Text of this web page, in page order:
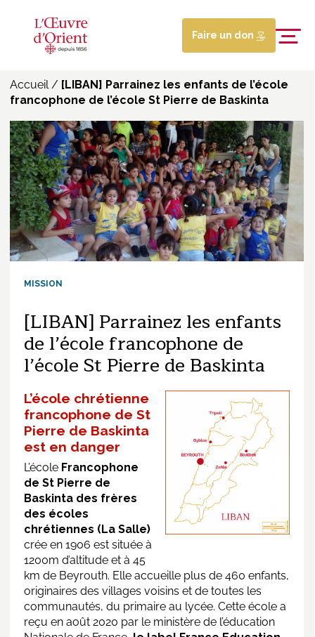
Faire un don
Accueil/ [LIBAN] Parrainez les enfants de l’école
francophone de l’école St Pierre de Baskinta
MISSION
[LIBAN] Parrainez les enfants
de l’école francophone de
l’école St Pierre de Baskinta
L’école chrétienne
francophone de St
Pierre de Baskinta
est en danger
L’école Francophone
de St Pierre de
Baskinta des frères
des écoles
chrétiennes (La Salle)
crée en 1906 est située à
1200m d’altitude et à 45
km de Beyrouth. Elle accueille plus de 460 enfants,
originaires des villages voisins et de toutes les
communautés, du primaire au lycée. Cette école a
reçu en août 2020 par le ministère de l’éducation